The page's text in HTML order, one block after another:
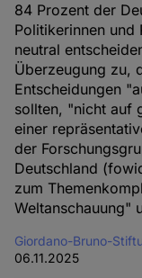
84 Prozent der
Politikerinnen
neutral
Überzeugung zu,
Entscheidungen
sollten, "nicht auf
einer
der
Deutschland
zum
Weltanschauung"
Giordano-Bruno-
06.11.2025